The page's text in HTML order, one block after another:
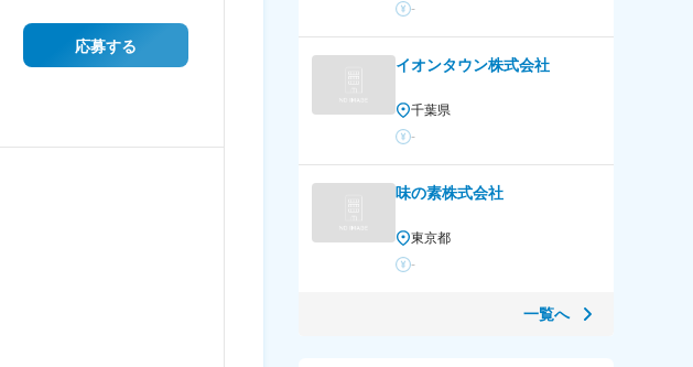
応募する
-
イオンタウン株式会社
千葉県
-
味の素株式会社
東京都
-
一覧へ